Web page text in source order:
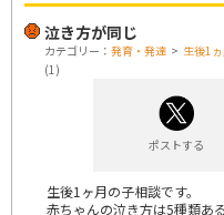
泣き方が同じ
カテゴリー： 発育・発達 > 生後1
(1)
ポストする
生後1ヶ月の子相談です。
赤ちゃんの泣き方は5種類あ